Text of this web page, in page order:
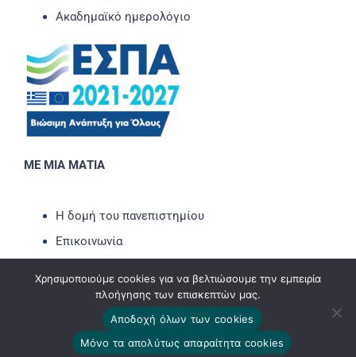
Ακαδημαϊκό ημερολόγιο
ΜΕ ΜΙΑ ΜΑΤΙΑ
Η δομή του πανεπιστημίου
Επικοινωνία
Εκδηλώσεις
Newsletter
Χρησιμοποιούμε cookies για να βελτιώσουμε την εμπειρία
πλοήγησης των επισκεπτών μας.
Αποδοχή όλων των cookies
Μόνο τα απολύτως απαραίτητα cookies